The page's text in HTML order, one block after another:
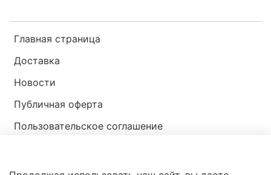
Главная страница
Доставка
Новости
Публичная оферта
Пользовательское соглашение